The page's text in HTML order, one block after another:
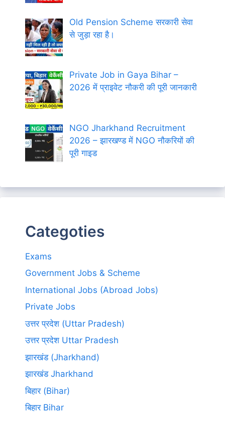
Old Pension Scheme सरकारी सेवा
से जुड़ा रहा है।
Private Job in Gaya Bihar –
2026 में प्राइवेट नौकरी की पूरी जानकारी
NGO Jharkhand Recruitment
2026 – झारखण्ड में NGO नौकरियों की
पूरी गाइड
Categoties
Exams
Government Jobs & Scheme
International Jobs (Abroad Jobs)
Private Jobs
उत्तर प्रदेश (Uttar Pradesh)
उत्तर प्रदेश Uttar Pradesh
झारखंड (Jharkhand)
झारखंड Jharkhand
बिहार (Bihar)
बिहार Bihar